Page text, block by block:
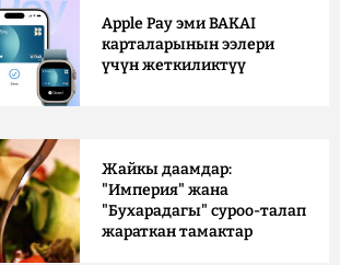
Apple Pay эми BAKAI
карталарынын ээлери
үчүн жеткиликтүү
Жайкы даамдар:
"Империя" жана
"Бухарадагы" суроо-талап
жараткан тамактар